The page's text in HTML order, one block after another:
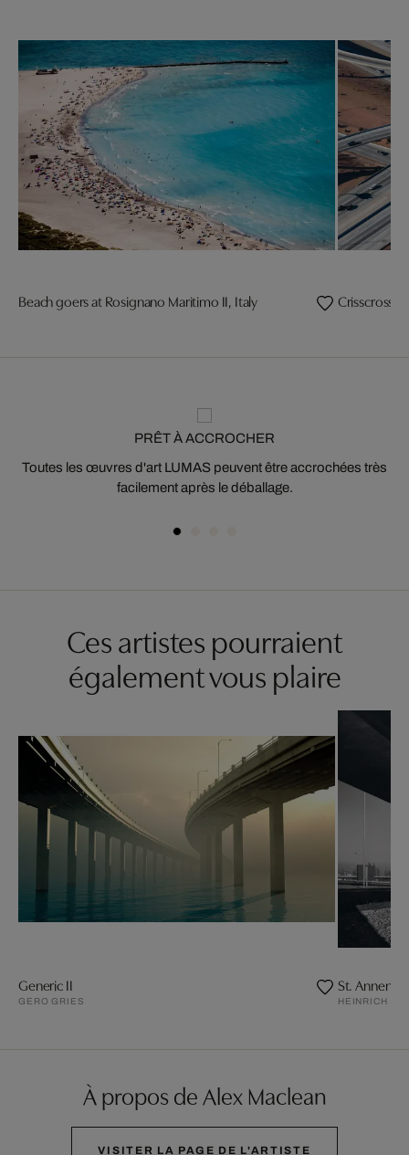
Beach goers at Rosignano Maritimo II, Italy
PRÊT À ACCROCHER
Toutes les œuvres d'art LUMAS peuvent être accrochées très
facilement après le déballage.
Ces artistes pourraient
également vous plaire
Generic II
GERO GRIES
St.
HEINRICH
À propos de Alex Maclean
VISITER LA PAGE DE L'ARTISTE